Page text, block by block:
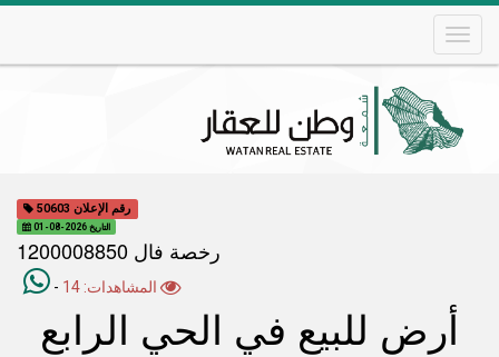
Skip
رقم الإعلان 50603
التاريخ 2026-08-01
رخصة فال 1200008850
-
أرض للبيع في الحي الرابع